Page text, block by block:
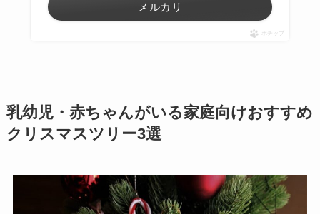
メルカリ
ポチップ
乳幼児・赤ちゃんがいる家庭向けおすすめ
クリスマスツリー3選